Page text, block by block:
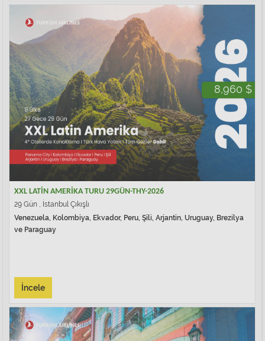
8,960 $
XXL LATİN AMERİKA TURU 29GÜN-THY-2026
29 Gün , İstanbul Çıkışlı
Venezuela, Kolombiya, Ekvador, Peru, Şili, Arjantin, Uruguay, Brezilya
ve Paraguay
İncele